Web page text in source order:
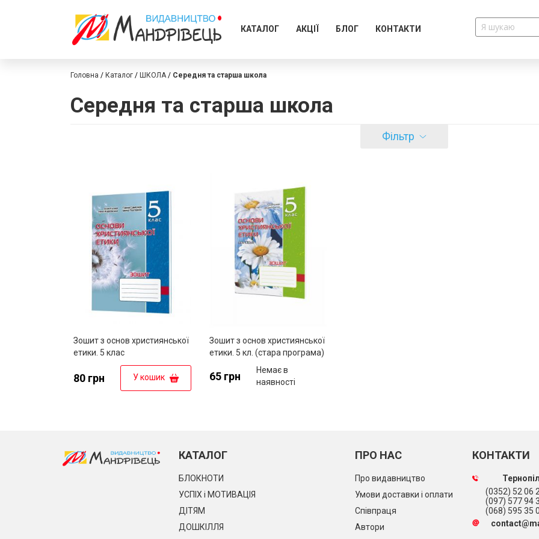
КАТАЛОГ АКЦІЇ БЛОГ КОНТАКТИ
Головна Каталог ШКОЛА Середня та старша школа
Середня та старша школа
Фільтр
Зошит з основ християнської
етики. 5 клас
80 грн У кошик
Зошит з основ християнської
етики. 5 кл. (стара програма)
65 грн
Немає в
наявності
КАТАЛОГ
БЛОКНОТИ
УСПІХ і МОТИВАЦІЯ
ДІТЯМ
ДОШКІЛЛЯ
ПРО НАС
Про видавництво
Умови доставки і оплати
Співпраця
Автори
КОНТАКТИ
(0352) 52 06
(097) 577 94
(068) 595 35